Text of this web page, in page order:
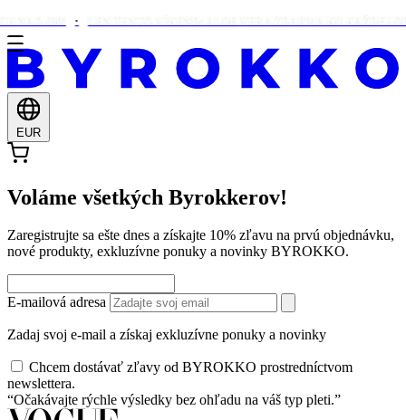
EUR
Voláme všetkých Byrokkerov!
Zaregistrujte sa ešte dnes a získajte 10% zľavu na prvú objednávku,
nové produkty, exkluzívne ponuky a novinky BYROKKO.
E-mailová adresa
Zadaj svoj e-mail a získaj exkluzívne ponuky a novinky
Chcem dostávať zľavy od BYROKKO prostredníctvom
newslettera.
“Očakávajte rýchle výsledky bez ohľadu na váš typ pleti.”